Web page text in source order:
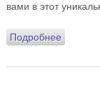
вами в этот
Подробнеео